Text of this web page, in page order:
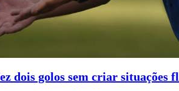
dois golos sem criar situações